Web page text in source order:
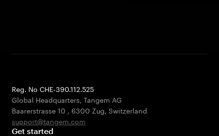
Reg. No CHE-390.112.525
Global Headquarters, Tangem AG
Baarerstrasse 10 , 6300 Zug, Switzerland
support@tangem.com
Get started